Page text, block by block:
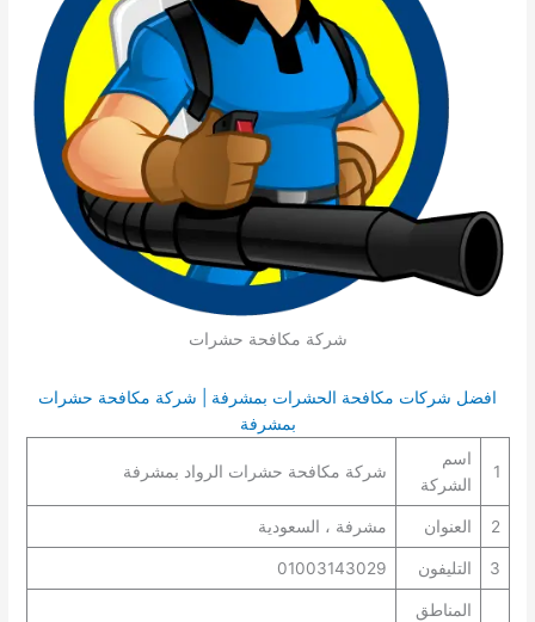
شركة مكافحة حشرات
افضل شركات مكافحة الحشرات بمشرفة | شركة مكافحة حشرات
بمشرفة
1
اسم
الشركة
شركة مكافحة حشرات الرواد بمشرفة
2 العنوان مشرفة ، السعودية
3 التليفون 01003143029
المناطق